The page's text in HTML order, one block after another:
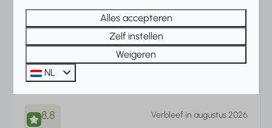
man kann die Ruhe genießen.
Verbleef bij Beach Resort Makkum inSchakel - 6 personen
8,8 Verbleef in augustus 2026
Alles accepteren
Zelf instellen
Weigeren
NL